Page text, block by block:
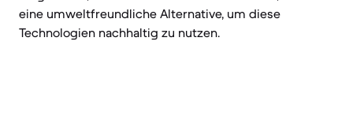
eine umweltfreundliche Alternative, um diese
Technologien nachhaltig zu nutzen.